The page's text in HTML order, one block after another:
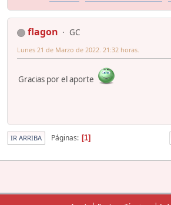
flagon
GC
Lunes 21 de Marzo de 2022. 21:32 horas.
Gracias por el aporte
IR ARRIBA Páginas 1